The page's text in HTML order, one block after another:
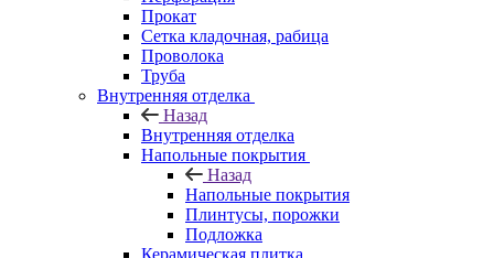
Прокат
Сетка кладочная, рабица
Проволока
Труба
Внутренняя отделка
Назад
Внутренняя отделка
Напольные покрытия
Назад
Напольные покрытия
Плинтусы, порожки
Подложка
Керамическая плитка